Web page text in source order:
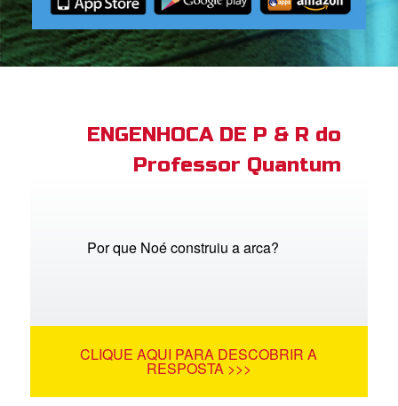
Bible App
ENGENHOCA DE P & R do
Professor Quantum
Por que Noé construiu a arca?
CLIQUE AQUI PARA DESCOBRIR A
RESPOSTA >>>